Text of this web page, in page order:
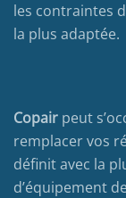
les contraintes
la plus adaptée.
Copair peut
remplacer vos
définit avec la
d’équipement